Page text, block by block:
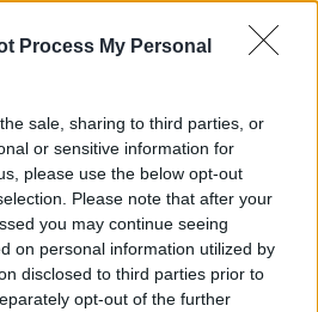
Process My Personal
sale, sharing to third parties, or
or sensitive information for
please use the below opt-out
Please note that after your
you may continue seeing
on personal information utilized by
disclosed to third parties prior to
opt-out of the further